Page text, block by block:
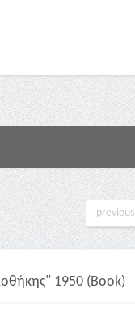
previous
1950 (Book)